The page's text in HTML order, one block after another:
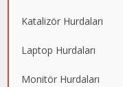
Katalizör Hurdaları
Laptop Hurdaları
Monitör Hurdaları